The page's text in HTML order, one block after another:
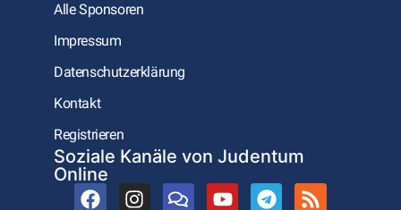
Alle Sponsoren
Impressum
Datenschutzerklärung
Kontakt
Registrieren
Soziale Kanäle von Judentum
Online